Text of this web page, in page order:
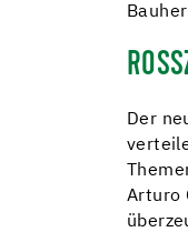
Der
Arturo